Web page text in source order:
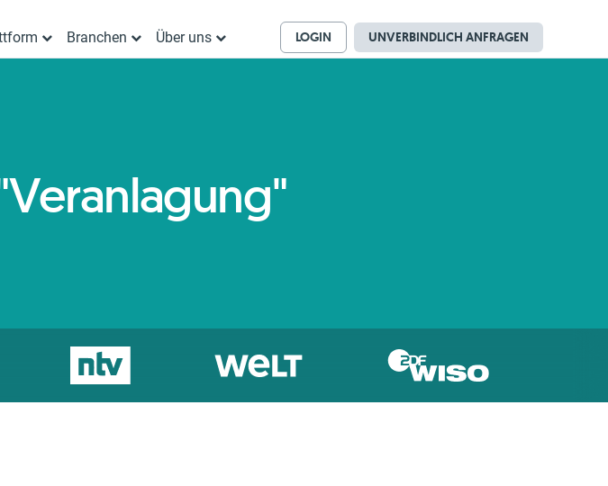
Branchen Über uns LOGIN UNVERBINDLICH ANFRAGEN